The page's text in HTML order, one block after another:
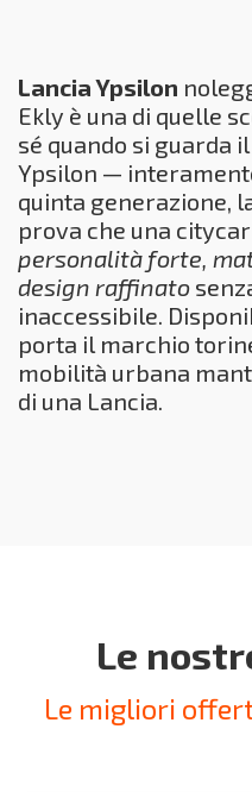
Lancia Ypsilon
Ekly è una di quelle
sé quando si guarda
Ypsilon —
quinta generazione,
prova che una
personalità forte,
design raffinato
inaccessibile.
porta il marchio
mobilità urbana
di una Lancia.
Le
Le migliori